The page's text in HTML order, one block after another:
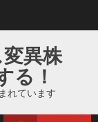
異株
る！
れています